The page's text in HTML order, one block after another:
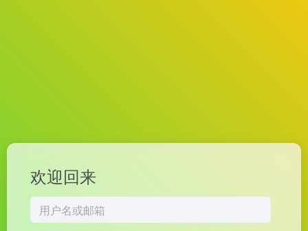
欢迎回来